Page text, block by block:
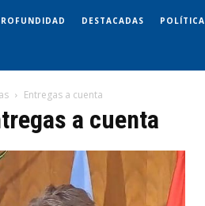
DESTACADAS POLÍTICA
Entregas a cuenta
a cuenta